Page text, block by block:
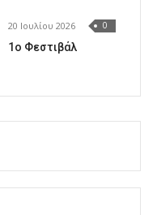
20 Ιουλίου 2026 0
1o Φεστιβάλ